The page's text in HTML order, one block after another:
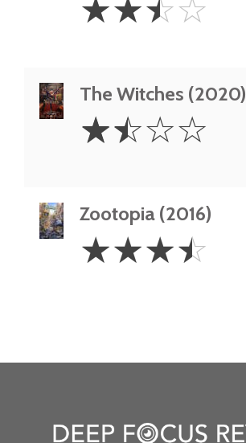
Stars
☆☆☆☆
The Witches (2020)
1.5
Stars
☆☆☆☆
Zootopia (2016)
3.5
Stars
☆☆☆☆